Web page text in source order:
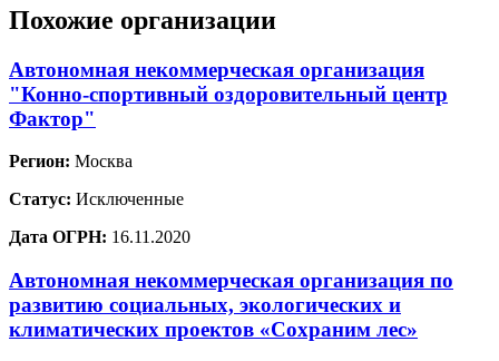
Похожие организации
Автономная некоммерческая организация
"Конно-спортивный оздоровительный центр
Фактор"
Регион: Москва
Статус: Исключенные
Дата ОГРН: 16.11.2020
Автономная некоммерческая организация по
развитию социальных, экологических и
климатических проектов «Сохраним лес»